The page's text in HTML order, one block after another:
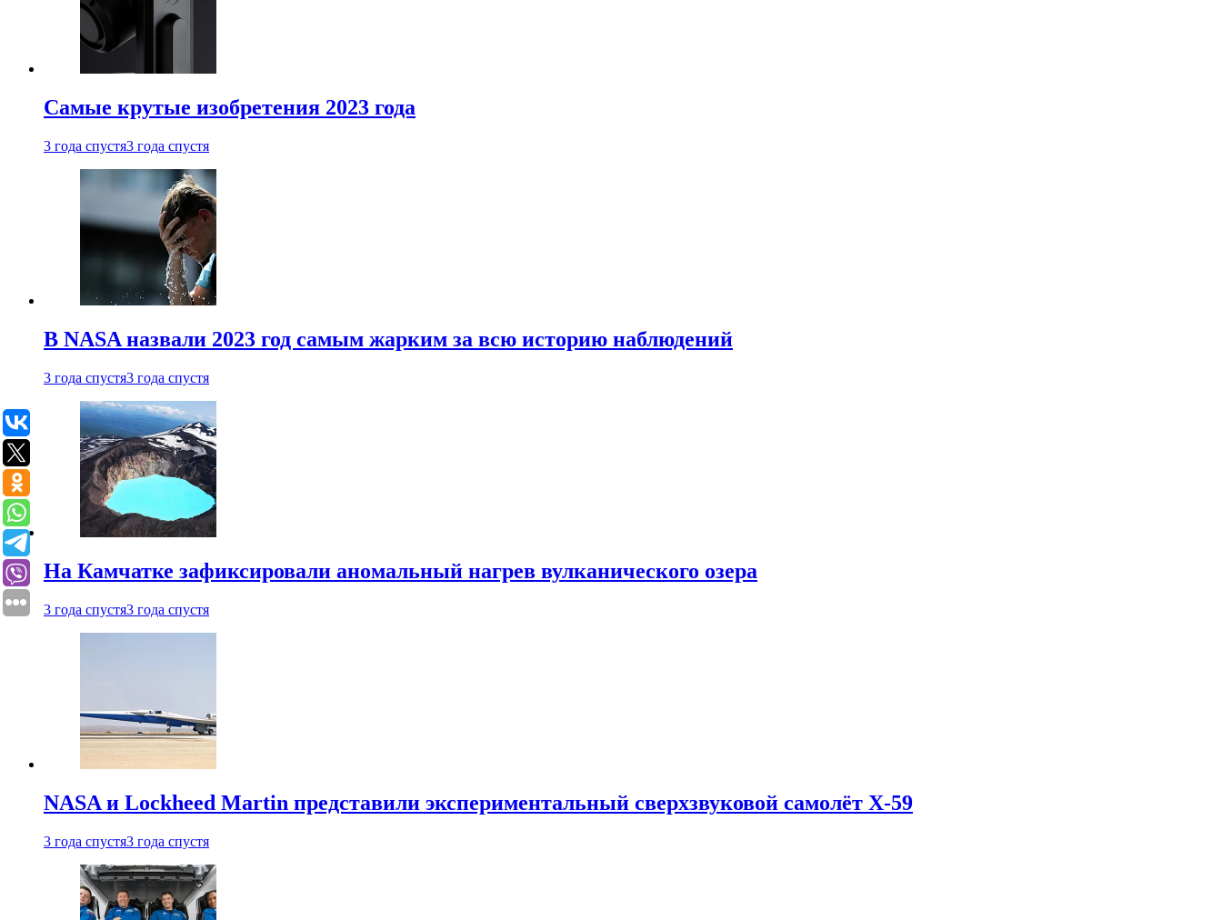
Самые крутые изобретения 2023 года
3 года спустя3 года спустя
В NASA назвали 2023 год самым жарким за всю историю наблюдений
3 года спустя3 года спустя
На Камчатке зафиксировали аномальный нагрев вулканического озера
3 года спустя3 года спустя
NASA и Lockheed Martin представили экспериментальный сверхзвуковой самолёт X-59
3 года спустя3 года спустя